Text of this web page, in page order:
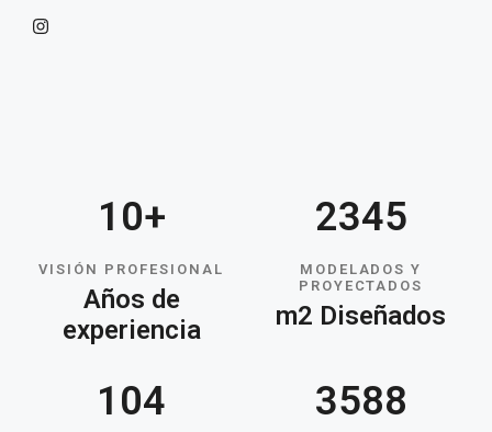
10+
VISIÓN PROFESIONAL
Años de
experiencia
2345
MODELADOS Y
PROYECTADOS
m2 Diseñados
104 3588